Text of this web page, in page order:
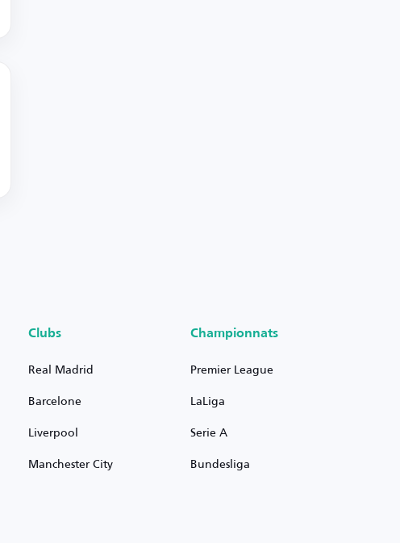
Clubs
Real Madrid
Barcelone
Liverpool
Manchester City
Championnats
Premier League
LaLiga
Serie A
Bundesliga